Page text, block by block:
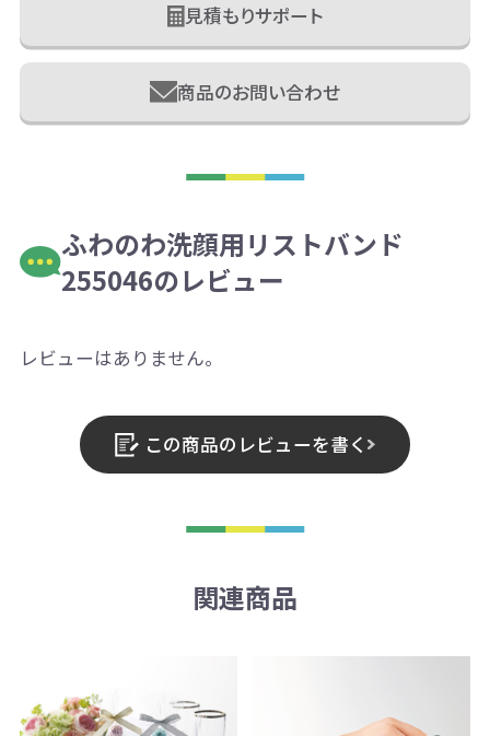
見積もりサポート
商品のお問い合わせ
ふわのわ洗顔用リストバンド
255046のレビュー
レビューはありません。
この商品のレビューを書く
関連商品